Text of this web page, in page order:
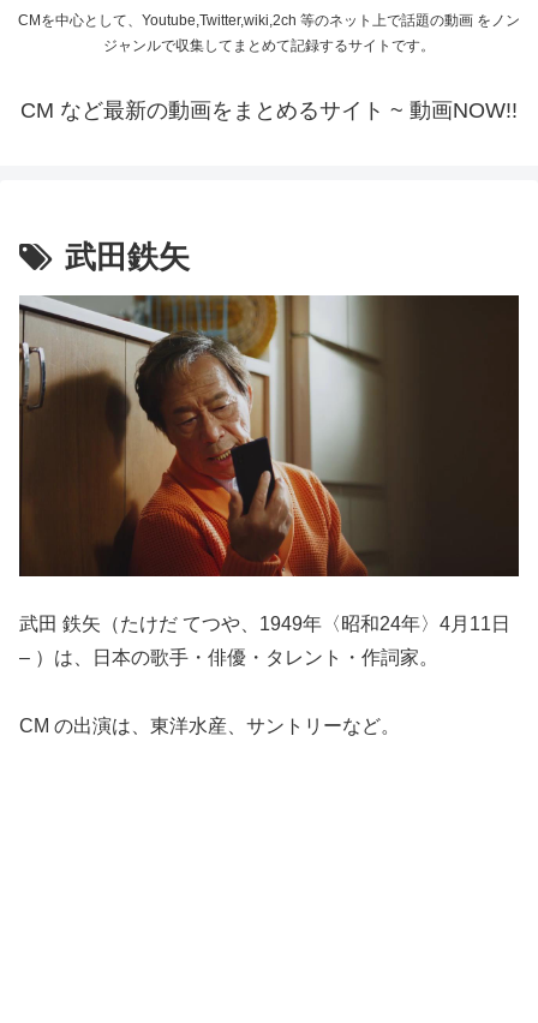
CMを中心として、Youtube,Twitter,wiki,2ch 等のネット上で話題の動画 をノン
ジャンルで収集してまとめて記録するサイトです。
CM など最新の動画をまとめるサイト ~ 動画NOW!!
武田鉄矢
武田 鉄矢（たけだ てつや、1949年〈昭和24年〉4月11日
– ）は、日本の歌手・俳優・タレント・作詞家。
CM の出演は、東洋水産、サントリーなど。